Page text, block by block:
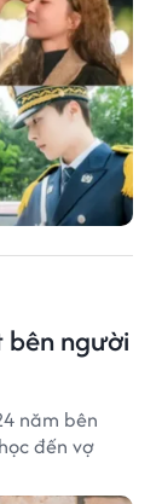
bên người
năm bên
đến vợ